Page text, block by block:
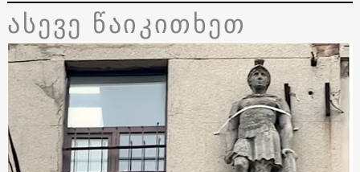
ასევე წაიკითხეთ